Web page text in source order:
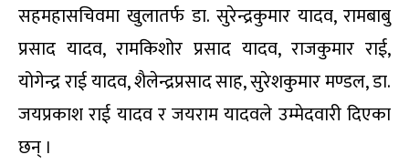
सहमहासचिवमा खुलातर्फ डा. सुरेन्द्रकुमार यादव, रामबाबु
प्रसाद यादव, रामकिशोर प्रसाद यादव, राजकुमार राई,
योगेन्द्र राई यादव, शैलेन्द्रप्रसाद साह, सुरेशकुमार मण्डल, डा.
जयप्रकाश राई यादव र जयराम यादवले उम्मेदवारी दिएका
छन् ।